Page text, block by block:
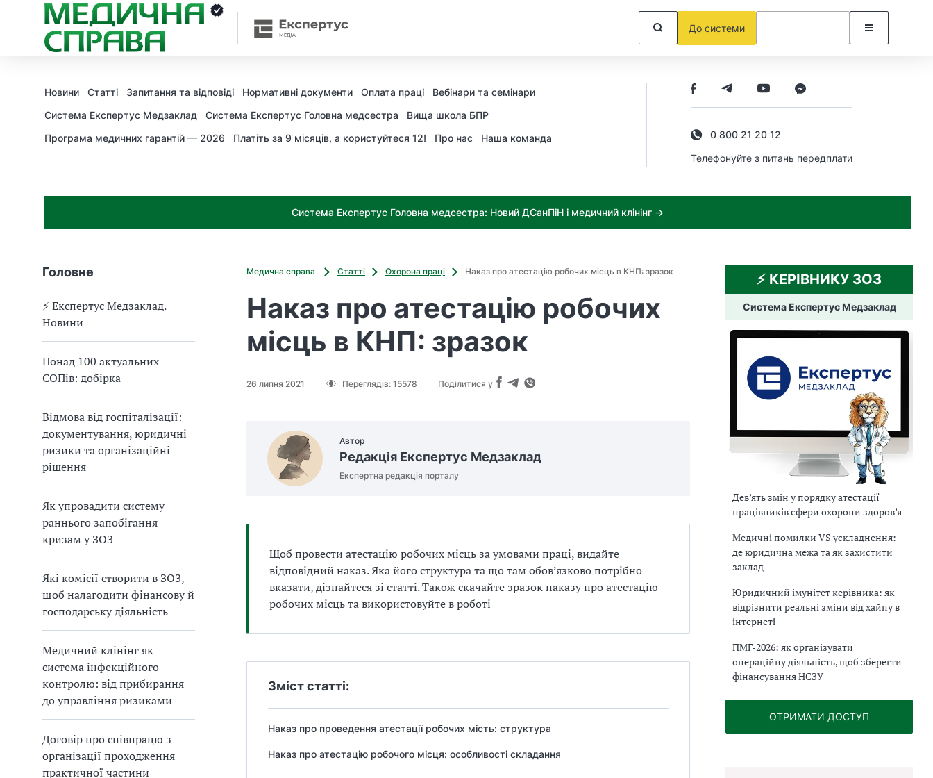
До системи
Новини Статті Запитання та відповіді Нормативні документи Оплата праці
Вебінари та семінари
Система Експертус Медзаклад
Система Експертус Головна медсестра
Вища школа БПР
Програма медичних гарантій — 2026
Платіть за 9 місяців, а користуйтеся 12! Про нас Наша команда
0 800 21 20 12
Телефонуйте з питань передплати
Система Експертус Головна медсестра: Новий ДСанПіН і медичний клінінг →
Головне
⚡️ Експертус Медзаклад.
Новини
Понад 100 актуальних
СОПів: добірка
Відмова від госпіталізації:
документування, юридичні
ризики та організаційні
рішення
Як упровадити систему
раннього запобігання
кризам у ЗОЗ
Які комісії створити в ЗОЗ,
щоб налагодити фінансову й
господарську діяльність
Медичний клінінг як
система інфекційного
контролю: від прибирання
до управління ризиками
Договір про співпрацю з
організації проходження
практичної частини
Медична справа Статті Охорона праці Наказ про атестацію робочих місць в КНП: зразок
Наказ про атестацію робочих
місць в КНП: зразок
26 липня 2021 Переглядів: 15578 Поділитися у
Автор
Редакція Експертус Медзаклад
Експертна редакція порталу
Щоб провести атестацію робочих місць за умовами праці, видайте
відповідний наказ. Яка його структура та що там обов’язково потрібно
вказати, дізнайтеся зі статті. Також скачайте зразок наказу про атестацію
робочих місць та використовуйте в роботі
Зміст статті:
Наказ про проведення атестації робочих мість: структура
Наказ про атестацію робочого місця: особливості складання
⚡️ КЕРІВНИКУ ЗОЗ
Система Експертус Медзаклад
Дев’ять змін у порядку атестації
працівників сфери охорони здоров’я
Медичні помилки VS ускладнення:
де юридична межа та як захистити
заклад
Юридичний імунітет керівника: як
відрізнити реальні зміни від хайпу в
інтернеті
ПМГ-2026: як організувати
операційну діяльність, щоб зберегти
фінансування НСЗУ
ОТРИМАТИ ДОСТУП